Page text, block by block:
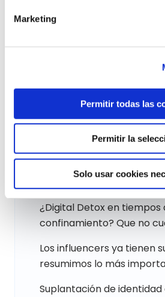
Marketing
Permitir todas las
Permitir la
Solo usar cookies
fueron en sus inicios?
Creatividad: La evolución
para captar la atención
Lanzamos nuestro
sociales de 2023 del
Más rápido que las joyas
Mejora el engagement en
¿Digital Detox en tiempos
confinamiento? Que no
Los influencers ya tienen
resumimos lo más
Suplantación de identidad